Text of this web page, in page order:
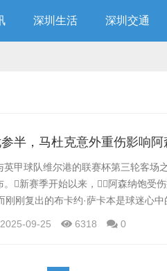
深圳生活 深圳交通
半，马杜克意外重伤影响阿
英甲球队维尔港的联赛杯第三轮客场
新赛季开始以来，阿森纳饱受
刚刚复出的布卡约·萨卡本是球迷心
遇重伤，为球队前景蒙上了阴影
2025-09-25 6318 0